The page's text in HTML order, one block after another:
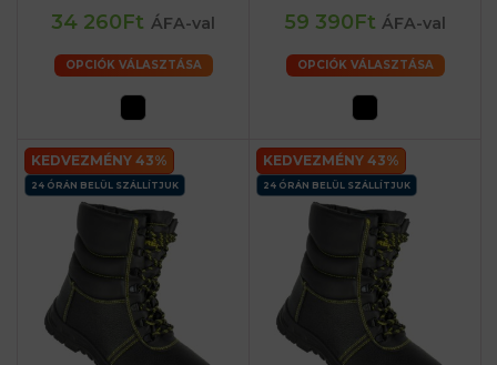
34 260Ft ÁFA-val
OPCIÓK VÁLASZTÁSA
59 390Ft ÁFA-val
OPCIÓK VÁLASZTÁSA
KEDVEZMÉNY 43%
24 ÓRÁN BELÜL SZÁLLÍTJUK
KEDVEZMÉNY 43%
24 ÓRÁN BELÜL SZÁLLÍTJUK